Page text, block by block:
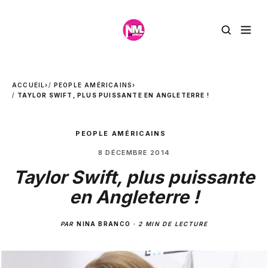
ACCUEIL› PEOPLE AMÉRICAINS›
TAYLOR SWIFT, PLUS PUISSANTE EN ANGLETERRE !
PEOPLE AMÉRICAINS
8 DÉCEMBRE 2014
Taylor Swift, plus puissante
en Angleterre !
PARNINA BRANCO · 2 MIN DE LECTURE